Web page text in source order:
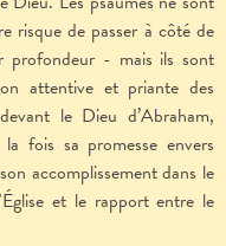
risque de passer à côté de
profondeur - mais ils sont
attentive et priante des
le Dieu d’Abraham,
fois sa promesse envers
accomplissement dans le
et le rapport entre le